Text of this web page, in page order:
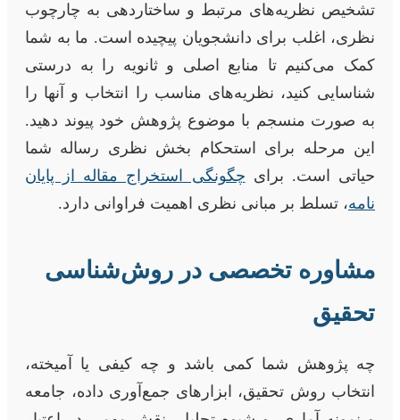
تشخیص نظریه‌های مرتبط و ساختاردهی به چارچوب
نظری، اغلب برای دانشجویان پیچیده است. ما به شما
کمک می‌کنیم تا منابع اصلی و ثانویه را به درستی
شناسایی کنید، نظریه‌های مناسب را انتخاب و آنها را
به صورت منسجم با موضوع پژوهش خود پیوند دهید.
این مرحله برای استحکام بخش نظری رساله شما
حیاتی است. برای چگونگی استخراج مقاله از پایان
نامه، تسلط بر مبانی نظری اهمیت فراوانی دارد.
مشاوره تخصصی در روش‌شناسی
تحقیق
چه پژوهش شما کمی باشد و چه کیفی یا آمیخته،
انتخاب روش تحقیق، ابزارهای جمع‌آوری داده، جامعه